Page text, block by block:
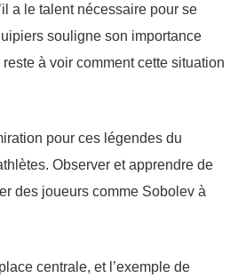
a le talent nécessaire pour se
souligne son importance
à voir comment cette situation
pour ces légendes du
Observer et apprendre de
des joueurs comme Sobolev à
centrale, et l’exemple de